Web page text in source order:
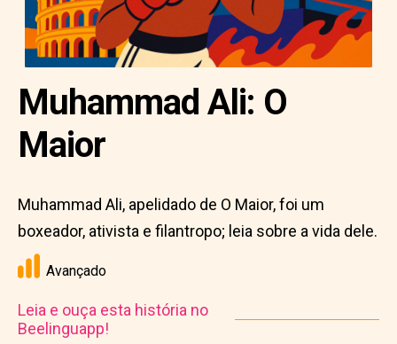
Muhammad Ali: O
Maior
Muhammad Ali, apelidado de O Maior, foi um
boxeador, ativista e filantropo; leia sobre a vida dele.
Avançado
Leia e ouça esta história no
Beelinguapp!